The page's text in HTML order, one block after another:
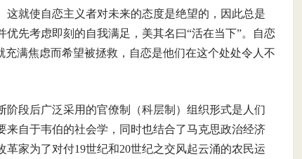
就使自恋主义者对未来的态度是绝望的，因此总是
先考虑即刻的自我满足，美其名曰“活在当下”。自恋
满焦虑而希望被拯救，自恋是他们在这个处处令人不
段后广泛采用的官僚制（科层制）组织形式是人们
自于韦伯的社会学，同时也结合了马克思政治经济
家为了对付19世纪和20世纪之交风起云涌的农民运